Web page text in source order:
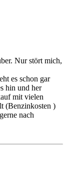
Nur stört mich,
es schon gar
hin und her
mit vielen
(Benzinkosten )
nach